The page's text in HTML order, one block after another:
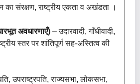
का संरक्षण, राष्ट्रीय एकता व अखंडता ।
अवधारणाएँ) – उदारवादी, गाँधीवादी,
स्तर पर शांतिपूर्ण सह-अस्तित्व की
उपराष्ट्रपति, राज्यसभा, लोकसभा,